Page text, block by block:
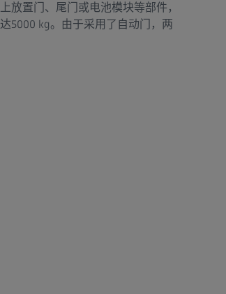
放置门、尾门或电池模块等部件，
5000 kg。由于采用了自动门，两